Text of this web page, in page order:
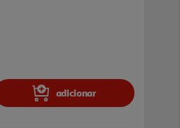
adicionar